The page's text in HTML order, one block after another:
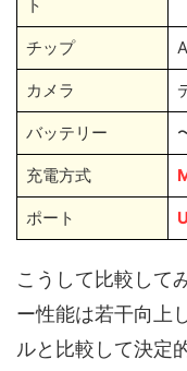
ト
チップ
カメラ
バッテリー
充電方式
ポート
こうして比較して
ー性能は若干向上
ルと比較して決定